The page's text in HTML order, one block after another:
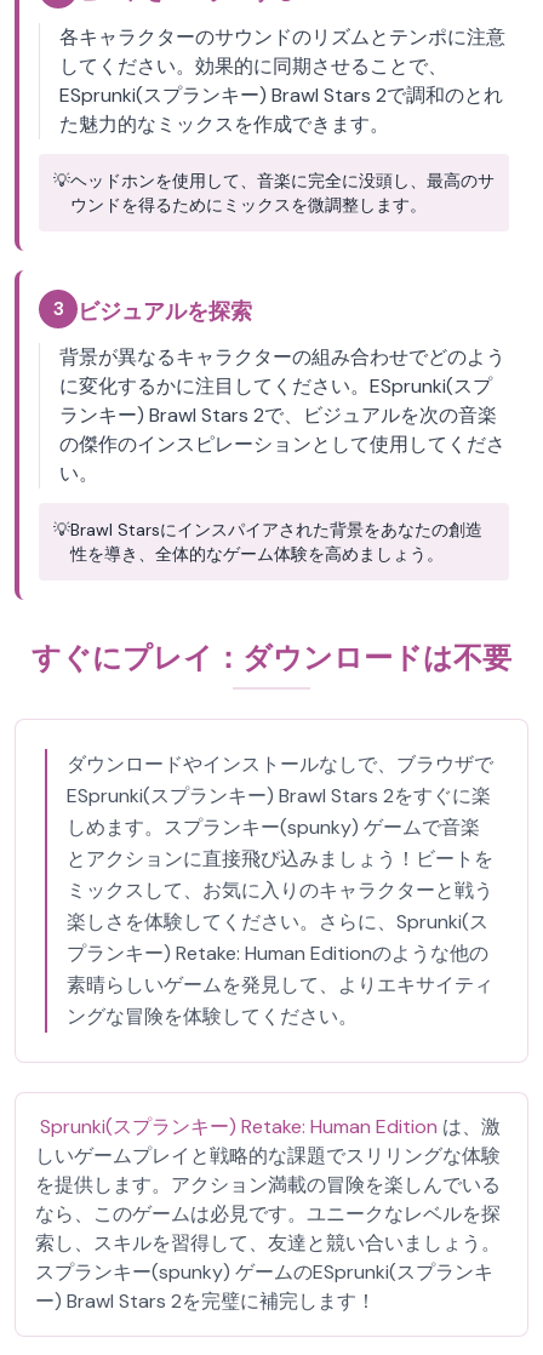
各キャラクターのサウンドのリズムとテンポに注意
してください。効果的に同期させることで、
ESprunki(スプランキー) Brawl Stars 2で調和のとれ
た魅力的なミックスを作成できます。
💡ヘッドホンを使用して、音楽に完全に没頭し、最高のサ
ウンドを得るためにミックスを微調整します。
3 ビジュアルを探索
背景が異なるキャラクターの組み合わせでどのよう
に変化するかに注目してください。ESprunki(スプ
ランキー) Brawl Stars 2で、ビジュアルを次の音楽
の傑作のインスピレーションとして使用してくださ
い。
💡Brawl Starsにインスパイアされた背景をあなたの創造
性を導き、全体的なゲーム体験を高めましょう。
すぐにプレイ：ダウンロードは不要
ダウンロードやインストールなしで、ブラウザで
ESprunki(スプランキー) Brawl Stars 2をすぐに楽
しめます。スプランキー(spunky) ゲームで音楽
とアクションに直接飛び込みましょう！ビートを
ミックスして、お気に入りのキャラクターと戦う
楽しさを体験してください。さらに、Sprunki(ス
プランキー) Retake: Human Editionのような他の
素晴らしいゲームを発見して、よりエキサイティ
ングな冒険を体験してください。
Sprunki(スプランキー) Retake: Human Edition は、激
しいゲームプレイと戦略的な課題でスリリングな体験
を提供します。アクション満載の冒険を楽しんでいる
なら、このゲームは必見です。ユニークなレベルを探
索し、スキルを習得して、友達と競い合いましょう。
スプランキー(spunky) ゲームのESprunki(スプランキ
ー) Brawl Stars 2を完璧に補完します！